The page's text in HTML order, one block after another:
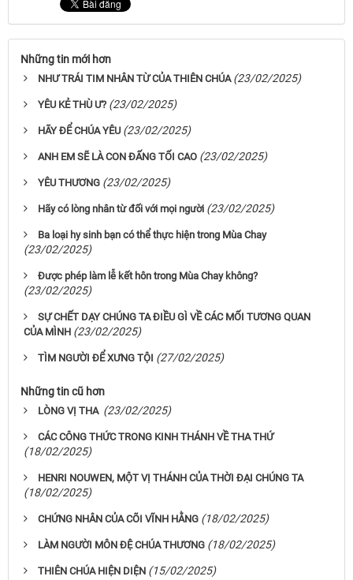
Những tin mới hơn
NHƯ TRÁI TIM NHÂN TỪ CỦA THIÊN CHÚA (23/02/2025)
YÊU KẺ THÙ Ư? (23/02/2025)
HÃY ĐỂ CHÚA YÊU (23/02/2025)
ANH EM SẼ LÀ CON ĐẤNG TỐI CAO (23/02/2025)
YÊU THƯƠNG (23/02/2025)
Hãy có lòng nhân từ đối với mọi người (23/02/2025)
Ba loại hy sinh bạn có thể thực hiện trong Mùa Chay
(23/02/2025)
Được phép làm lễ kết hôn trong Mùa Chay không?
(23/02/2025)
SỰ CHẾT DẠY CHÚNG TA ĐIỀU GÌ VỀ CÁC MỐI TƯƠNG QUAN
CỦA MÌNH (23/02/2025)
TÌM NGƯỜI ĐỂ XƯNG TỘI (27/02/2025)
Những tin cũ hơn
LÒNG VỊ THA (23/02/2025)
CÁC CÔNG THỨC TRONG KINH THÁNH VỀ THA THỨ
(18/02/2025)
HENRI NOUWEN, MỘT VỊ THÁNH CỦA THỜI ĐẠI CHÚNG TA
(18/02/2025)
CHỨNG NHÂN CỦA CÕI VĨNH HẰNG (18/02/2025)
LÀM NGƯỜI MÔN ĐỆ CHÚA THƯƠNG (18/02/2025)
THIÊN CHÚA HIỆN DIỆN (15/02/2025)